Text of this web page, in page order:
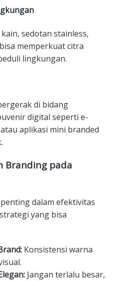
sedotan stainless,
memperkuat citra
lingkungan.
di bidang
digital seperti e-
aplikasi mini branded
Branding pada
dalam efektivitas
yang bisa
Konsistensi warna
Jangan terlalu besar,